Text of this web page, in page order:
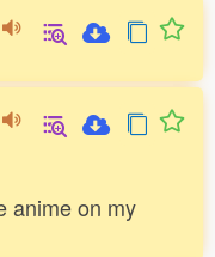
anime on my